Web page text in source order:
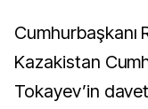
Cumhurbaşkanı
Kazakistan
Tokayev’in